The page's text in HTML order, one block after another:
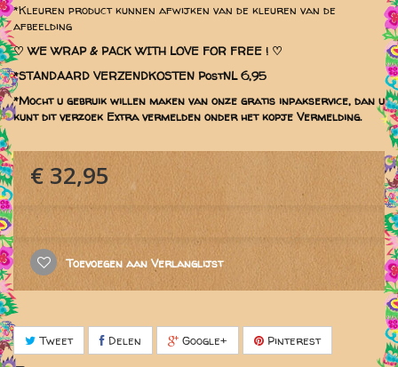
*Kleuren product kunnen afwijken van de kleuren van de
afbeelding
♡ WE WRAP & PACK WITH LOVE FOR FREE ! ♡
*STANDAARD VERZENDKOSTEN PostNL 6,95
*Mocht u gebruik willen maken van onze gratis inpakservice, dan u
kunt dit verzoek Extra vermelden onder het kopje Vermelding.
€ 32,95
Toevoegen aan Verlanglijst
Tweet Delen Google+ Pinterest